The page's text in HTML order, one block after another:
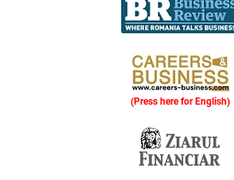
(Press here for English)